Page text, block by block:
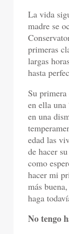
La vida
madre se
primeras
largas
hasta
Su
en ella una
en una
edad las
de hacer
como
hacer mi
más
haga
No tengo